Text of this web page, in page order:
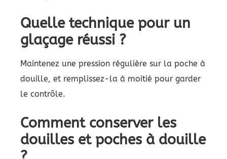
Quelle technique pour un
glaçage réussi ?
Maintenez une pression régulière sur la poche à
douille, et remplissez-la à moitié pour garder
le contrôle.
Comment conserver les
douilles et poches à douille